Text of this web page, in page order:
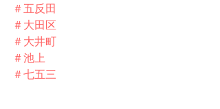
＃五反田
＃大田区
＃大井町
＃池上
＃七五三